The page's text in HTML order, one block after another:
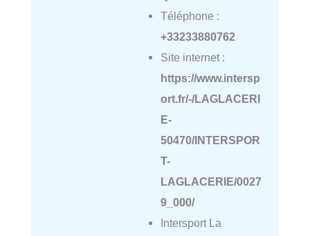
Téléphone :
+33233880762
Site internet :
https://www.intersp
ort.fr/-/LAGLACERI
E-
50470/INTERSPOR
T-
LAGLACERIE/0027
9_000/
Intersport La